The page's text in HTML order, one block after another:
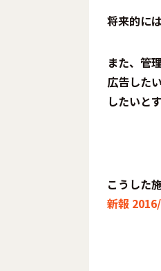
将来的に
また、管
広告した
したいと
こうした
新報